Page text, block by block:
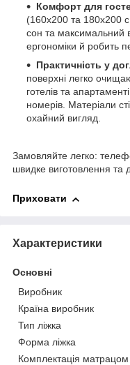
Комфорт для
(160х200 та 180х200
сон та максимальний
ергономіки й робить
Практичність у
поверхні легко
готелів та
номерів. Матеріали
охайний вигляд.
Замовляйте легко:
швидке виготовлення та
Приховати
Характеристики
Основні
Виробник
Країна виробник
Тип ліжка
Форма ліжка
Комплектація матрацом